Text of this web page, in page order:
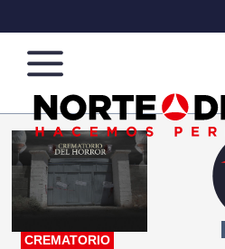
Norte
de
Ciudad
Más
que
noticias,
hacemos periodismo
CREMATORIO